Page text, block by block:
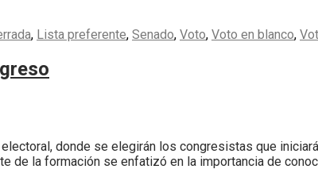
, Lista preferente, Senado, Voto, Voto en blanco,
donde se elegirán los congresistas que
de la formación se enfatizó en la importancia de